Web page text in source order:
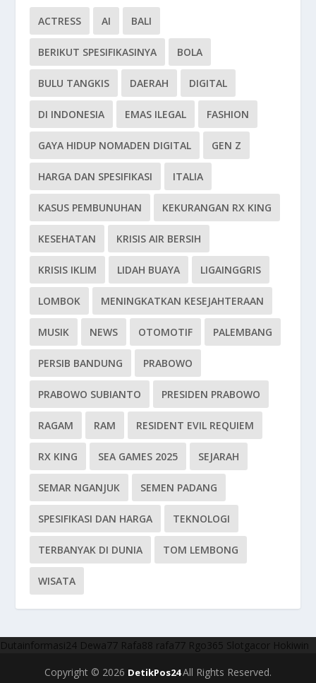
ACTRESS AI BALI
BERIKUT SPESIFIKASINYA BOLA
BULU TANGKIS DAERAH DIGITAL
DI INDONESIA EMAS ILEGAL FASHION
GAYA HIDUP NOMADEN DIGITAL GEN Z
HARGA DAN SPESIFIKASI ITALIA
KASUS PEMBUNUHAN KEKURANGAN RX KING
KESEHATAN KRISIS AIR BERSIH
KRISIS IKLIM LIDAH BUAYA LIGAINGGRIS
LOMBOK MENINGKATKAN KESEJAHTERAAN
MUSIK NEWS OTOMOTIF PALEMBANG
PERSIB BANDUNG PRABOWO
PRABOWO SUBIANTO PRESIDEN PRABOWO
RAGAM RAM RESIDENT EVIL REQUIEM
RX KING SEA GAMES 2025 SEJARAH
SEMAR NGANJUK SEMEN PADANG
SPESIFIKASI DAN HARGA TEKNOLOGI
TERBANYAK DI DUNIA TOM LEMBONG
WISATA
Dutainformasi24 Dewa77 Rafa88 rafa77 Rgo365 Slotgacor Hokiwin
Copyright © 2026 DetikPos24All Rights Reserved.